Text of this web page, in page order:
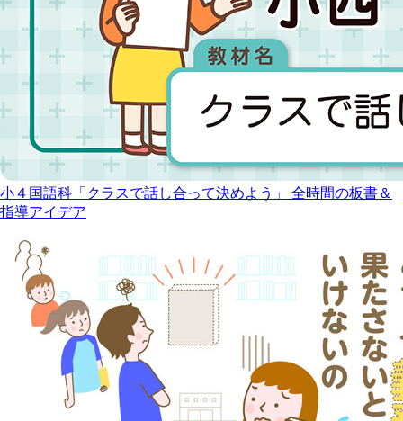
小４国語科「クラスで話し合って決めよう」 全時間の板書＆
指導アイデア